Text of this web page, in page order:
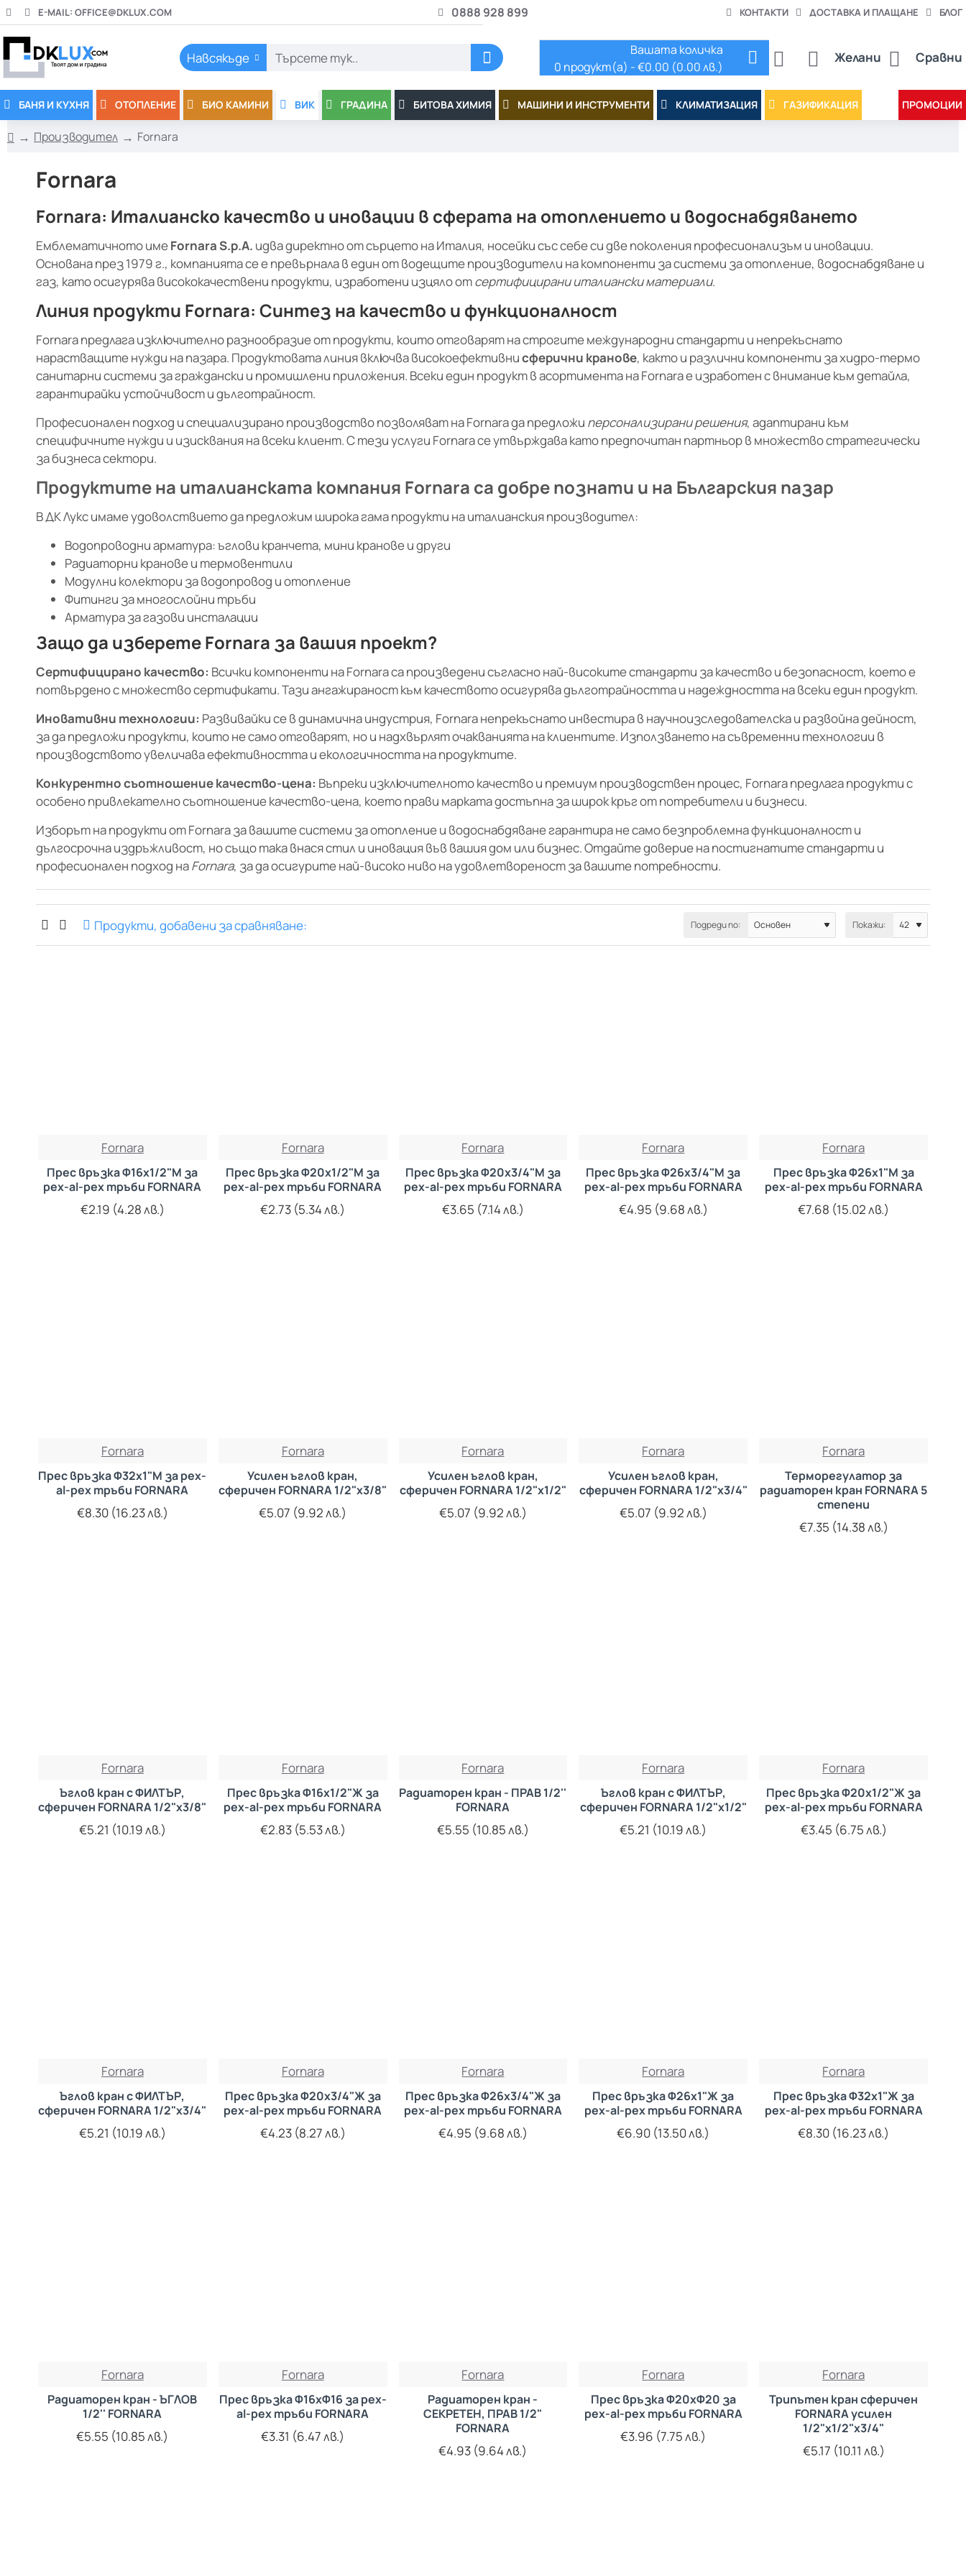
E-MAIL: OFFICE@DKLUX.COM 0888 928 899 КОНТАКТИ ДОСТАВКА И ПЛАЩАНЕ БЛОГ
Навсякъде
Търсете
Желани Сравни
Вашата количка
0 продукт(а) - €0.00 (0.00 лв.)
БАНЯ И КУХНЯ ОТОПЛЕНИЕ БИО КАМИНИ ВИК ГРАДИНА БИТОВА ХИМИЯ МАШИНИ И ИНСТРУМЕНТИ КЛИМАТИЗАЦИЯ ГАЗИФИКАЦИЯ ПРОМОЦИИ
Производител Fornara
Fornara
Fornara: Италианско качество и иновации в сферата на отоплението и водоснабдяването
Емблематичното имеFornara S.p.A. идва директно от сърцето на Италия, носейки със себе си две поколения професионализъм и иновации.
Основана през 1979 г., компанията се е превърнала в един от водещите производители на компоненти за системи за отопление, водоснабдяване и
газ, като осигурява висококачествени продукти, изработени изцяло отсертифицирани италиански материали.
Линия продукти Fornara: Синтез на качество и функционалност
Fornara предлага изключително разнообразие от продукти, които отговарят на строгите международни стандарти и непрекъснато
нарастващите нужди на пазара. Продуктовата линия включва високоефективнисферични кранове, както и различни компоненти за хидро-термо
санитарни системи за граждански и промишлени приложения. Всеки един продукт в асортимента на Fornara е изработен с внимание към детайла,
гарантирайки устойчивост и дълготрайност.
Професионален подход и специализирано производство позволяват на Fornara да предложи персонализирани решения, адаптирани към
специфичните нужди и изисквания на всеки клиент. С тези услуги Fornara се утвърждава като предпочитан партньор в множество стратегически
за бизнеса сектори.
Продуктите на италианската компания Fornara са добре познати и на Българския пазар
В ДК Лукс имаме удоволствието да предложим широка гама продукти на италианския производител:
Водопроводни арматура: ъглови кранчета, мини кранове и други
Радиаторни кранове и термовентили
Модулни колектори за водопровод и отопление
Фитинги за многослойни тръби
Арматура за газови инсталации
Защо да изберете Fornara за вашия проект?
Сертифицирано качество: Всички компоненти на Fornara са произведени съгласно най-високите стандарти за качество и безопасност, което е
потвърдено с множество сертификати. Тази ангажираност към качеството осигурява дълготрайността и надеждността на всеки един продукт.
Иновативни технологии: Развивайки се в динамична индустрия, Fornara непрекъснато инвестира в научноизследователска и развойна дейност,
за да предложи продукти, които не само отговарят, но и надхвърлят очакванията на клиентите. Използването на съвременни технологии в
производството увеличава ефективността и екологичността на продуктите.
Конкурентно съотношение качество-цена: Въпреки изключителното качество и премиум производствен процес, Fornara предлага продукти с
особено привлекателно съотношение качество-цена, което прави марката достъпна за широк кръг от потребители и бизнеси.
Изборът на продукти от Fornara за вашите системи за отопление и водоснабдяване гарантира не само безпроблемна функционалност и
дългосрочна издръжливост, но също така внася стил и иновация във вашия дом или бизнес. Отдайте доверие на постигнатите стандарти и
професионален подход наFornara, за да осигурите най-високо ниво на удовлетвореност за вашите потребности.
Продукти, добавени за сравняване: Подреди по: Покажи:
Fornara
Прес връзка Ф16х1/2"М за
pex-al-pex тръби FORNARA
€2.19 (4.28 лв.)
Fornara
Прес връзка Ф20х1/2"М за
pex-al-pex тръби FORNARA
€2.73 (5.34 лв.)
Fornara
Прес връзка Ф20х3/4"М за
pex-al-pex тръби FORNARA
€3.65 (7.14 лв.)
Fornara
Прес връзка Ф26х3/4"М за
pex-al-pex тръби FORNARA
€4.95 (9.68 лв.)
Fornara
Прес връзка Ф26х1"М за
pex-al-pex тръби FORNARA
€7.68 (15.02 лв.)
Fornara
Прес връзка Ф32х1"М за pex-
al-pex тръби FORNARA
€8.30 (16.23 лв.)
Fornara
Усилен ъглов кран,
сферичен FORNARA 1/2"х3/8"
€5.07 (9.92 лв.)
Fornara
Усилен ъглов кран,
сферичен FORNARA 1/2"х1/2"
€5.07 (9.92 лв.)
Fornara
Усилен ъглов кран,
сферичен FORNARA 1/2"х3/4"
€5.07 (9.92 лв.)
Fornara
Терморегулатор за
радиаторен кран FORNARA 5
степени
€7.35 (14.38 лв.)
Fornara
Ъглов кран с ФИЛТЪР,
сферичен FORNARA 1/2"х3/8"
€5.21 (10.19 лв.)
Fornara
Прес връзка Ф16х1/2"Ж за
pex-al-pex тръби FORNARA
€2.83 (5.53 лв.)
Fornara
Радиаторен кран - ПРАВ 1/2''
FORNARA
€5.55 (10.85 лв.)
Fornara
Ъглов кран с ФИЛТЪР,
сферичен FORNARA 1/2"х1/2"
€5.21 (10.19 лв.)
Fornara
Прес връзка Ф20х1/2"Ж за
pex-al-pex тръби FORNARA
€3.45 (6.75 лв.)
Fornara
Ъглов кран с ФИЛТЪР,
сферичен FORNARA 1/2"х3/4"
€5.21 (10.19 лв.)
Fornara
Прес връзка Ф20х3/4"Ж за
pex-al-pex тръби FORNARA
€4.23 (8.27 лв.)
Fornara
Прес връзка Ф26х3/4"Ж за
pex-al-pex тръби FORNARA
€4.95 (9.68 лв.)
Fornara
Прес връзка Ф26х1"Ж за
pex-al-pex тръби FORNARA
€6.90 (13.50 лв.)
Fornara
Прес връзка Ф32х1"Ж за
pex-al-pex тръби FORNARA
€8.30 (16.23 лв.)
Fornara
Радиаторен кран - ЪГЛОВ
1/2'' FORNARA
€5.55 (10.85 лв.)
Fornara
Прес връзка Ф16хФ16 за pex-
al-pex тръби FORNARA
€3.31 (6.47 лв.)
Fornara
Радиаторен кран -
СЕКРЕТЕН, ПРАВ 1/2"
FORNARA
€4.93 (9.64 лв.)
Fornara
Прес връзка Ф20хФ20 за
pex-al-pex тръби FORNARA
€3.96 (7.75 лв.)
Fornara
Трипътен кран сферичен
FORNARA усилен
1/2"х1/2"х3/4"
€5.17 (10.11 лв.)